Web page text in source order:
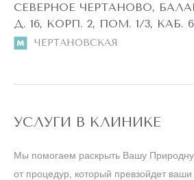
СЕВЕРНОЕ ЧЕРТАНОВО,
Д. 16, КОРП. 2, ПОМ. 1/3, КАБ. 6
ЧЕРТАНОВСКАЯ
УСЛУГИ В КЛИНИКЕ
Мы помогаем раскрыть Вашу
от процедур, который превзойдет ваши